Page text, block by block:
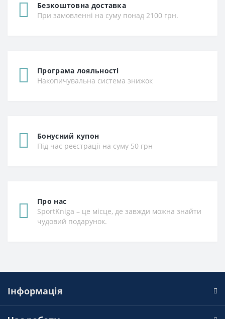
Безкоштовна доставка
При замовленні на суму понад 2100 грн.
Програма лояльності
Накопичувальна система знижок
Бонусний купон
Під час реєстрації на суму 50 грн
Про нас
SportKniga – це місце, де завжди можна знайти
чудовий подарунок.
Інформація